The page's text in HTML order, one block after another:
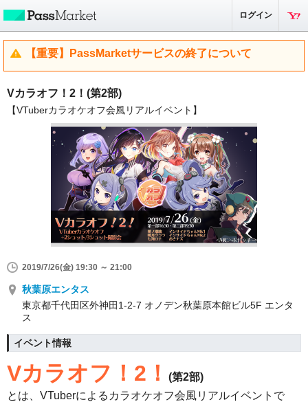
ログイン
【重要】PassMarketサービスの終了について
Vカラオフ！2！(第2部)
【VTuberカラオケオフ会風リアルイベント】
2019/7/26(金) 19:30 ～ 21:00
秋葉原エンタス
東京都千代田区外神田1-2-7 オノデン秋葉原本館ビル5F エンタ
ス
イベント情報
Vカラオフ！2！
(第2部)
とは、VTuberによるカラオケオフ会風リアルイベントで